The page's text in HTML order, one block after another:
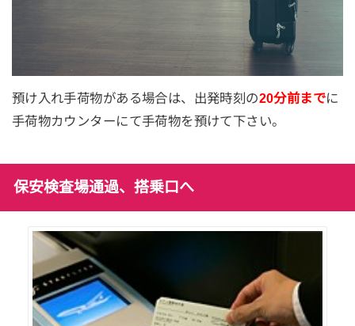
預け入れ手荷物がある場合は、出発時刻の20分前までに
手荷物カウンターにて手荷物を預けて下さい。
保安検査場通過、搭乗口へ